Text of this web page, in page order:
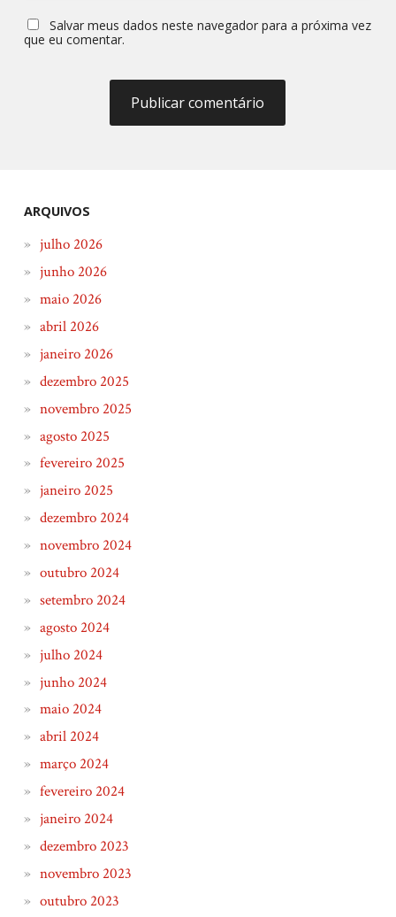
Salvar meus dados neste navegador para a próxima vez
que eu comentar.
ARQUIVOS
julho 2026
junho 2026
maio 2026
abril 2026
janeiro 2026
dezembro 2025
novembro 2025
agosto 2025
fevereiro 2025
janeiro 2025
dezembro 2024
novembro 2024
outubro 2024
setembro 2024
agosto 2024
julho 2024
junho 2024
maio 2024
abril 2024
março 2024
fevereiro 2024
janeiro 2024
dezembro 2023
novembro 2023
outubro 2023